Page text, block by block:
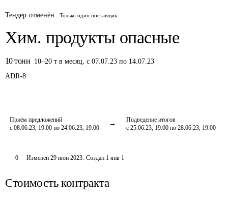
Тендер отменён Только один поставщик
Хим. продукты опасные
10 тонн 10–20 т в месяц,с 07.07.23 по 14.07.23
ADR-8
Приём предложений
с 08.06.23, 19:00 по 24.06.23, 19:00
Подведение итогов
с 25.06.23, 19:00 по 28.06.23, 19:00
0 Изменён 29 июн 2023. Создан 1 янв 1
Стоимость контракта